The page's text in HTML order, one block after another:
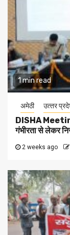
1 min read
अमेठी उत्‍तर
DISHA Meeting
गंभीरता से लेकर
2 weeks ago